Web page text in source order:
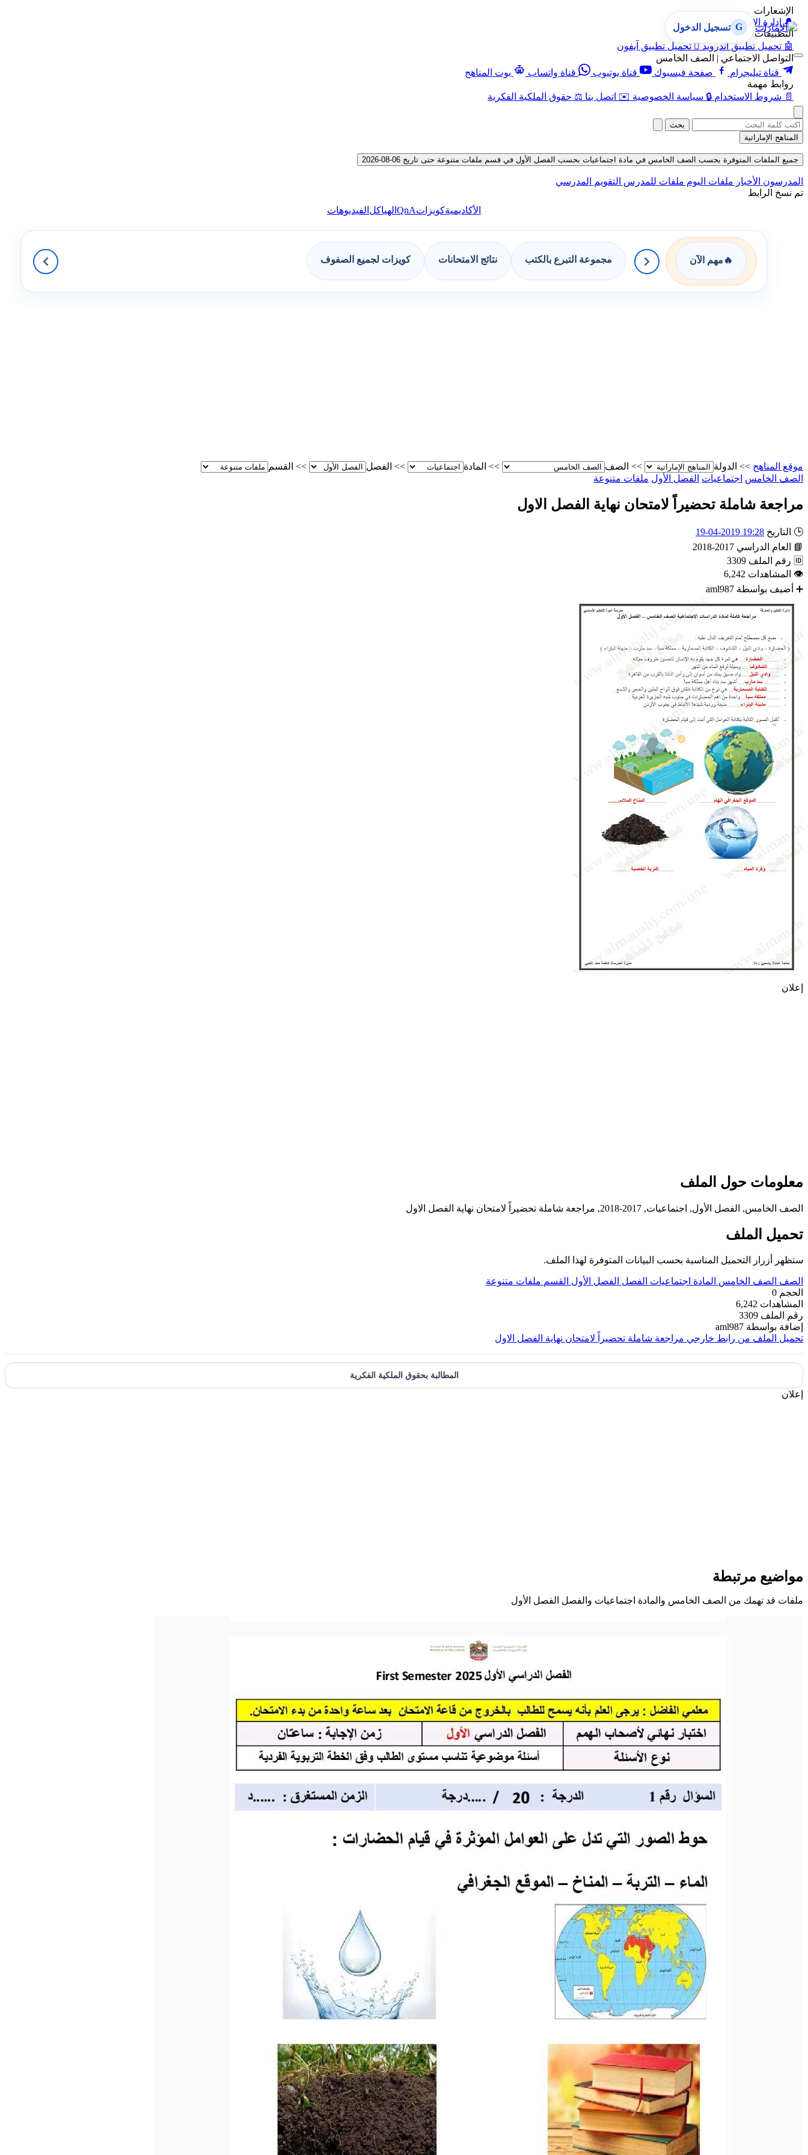
الإشعارات
🔔 إدارة الإشعارات
التطبيقات
🤖 تحميل تطبيق أندرويد  تحميل تطبيق آيفون
التواصل الاجتماعي | الصف الخامس
قناة تيليجرام
صفحة فيسبوك قناة يوتيوب قناة واتساب
بوت المناهج
روابط مهمة
📄 شروط الاستخدام 🔒 سياسة الخصوصية ✉️ اتصل بنا ⚖️ حقوق الملكية الفكرية
G تسجيل الدخول
بحث
المناهج الإماراتية
جميع الملفات المتوفرة بحسب الصف الخامس في مادة اجتماعيات بحسب الفصل الأول في قسم ملفات متنوعة حتى تاريخ 06-08-2026
المدرسون الأخبار ملفات اليوم ملفات للمدرس التقويم المدرسي
تم نسخ الرابط
الأكاديميةكويزاتQnA الهياكل الفيديوهات
🔥 مهم الآن مجموعة التبرع بالكتب نتائج الامتحانات كويزات لجميع الصفوف
موقع المناهج >> الدولة >> الصف >> المادة >> الفصل >> القسم
الصف الخامس اجتماعيات الفصل الأول ملفات متنوعة
مراجعة شاملة تحضيراً لامتحان نهاية الفصل الاول
🕒 التاريخ 19:28 2019-04-19
📘
العام الدراسي 2017-2018
🆔 رقم الملف 3309
👁 المشاهدات 6,242
➕ أضيف بواسطة aml987
إعلان
معلومات حول الملف
الصف الخامس, الفصل الأول, اجتماعيات, 2017-2018, مراجعة شاملة تحضيراً لامتحان نهاية الفصل الاول
تحميل الملف
ستظهر أزرار التحميل المناسبة بحسب البيانات المتوفرة لهذا الملف.
الصف الصف الخامس المادة اجتماعيات الفصل الفصل الأول القسم ملفات متنوعة
الحجم 0
المشاهدات 6,242
رقم الملف 3309
إضافة بواسطة aml987
تحميل الملف من رابط خارجي مراجعة شاملة تحضيراً لامتحان نهاية الفصل الاول
المطالبة بحقوق الملكية الفكرية
إعلان
مواضيع مرتبطة
ملفات قد تهمك من الصف الخامس والمادة اجتماعيات والفصل الفصل الأول